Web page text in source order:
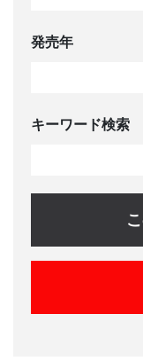
発売年
キーワード検索